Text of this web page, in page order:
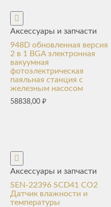
Аксессуары и запчасти
948D обновленная версия
2 в 1 BGA электронная
вакуумная
фотоэлектрическая
паяльная станция с
железным насосом
58838,00 ₽
Аксессуары и запчасти
SEN-22396 SCD41 CO2
Датчик влажности и
температуры